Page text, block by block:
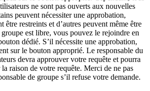
ne sont pas ouverts aux nouvelles
peuvent nécessiter une approbation,
être restreints et d’autres peuvent même être
est libre, vous pouvez le rejoindre en
dédié. S’il nécessite une approbation,
sur le bouton approprié. Le responsable du
devra approuver votre requête et pourra
raison de votre requête. Merci de ne pas
de groupe s’il refuse votre demande.